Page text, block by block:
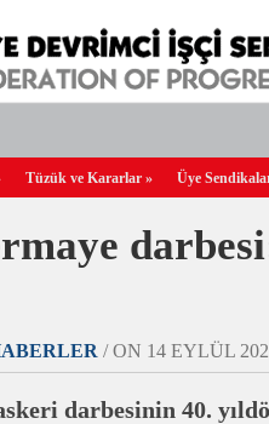
Tüzük ve Kararlar » Üye
/ ON 14 EYLÜL
darbesinin 40.